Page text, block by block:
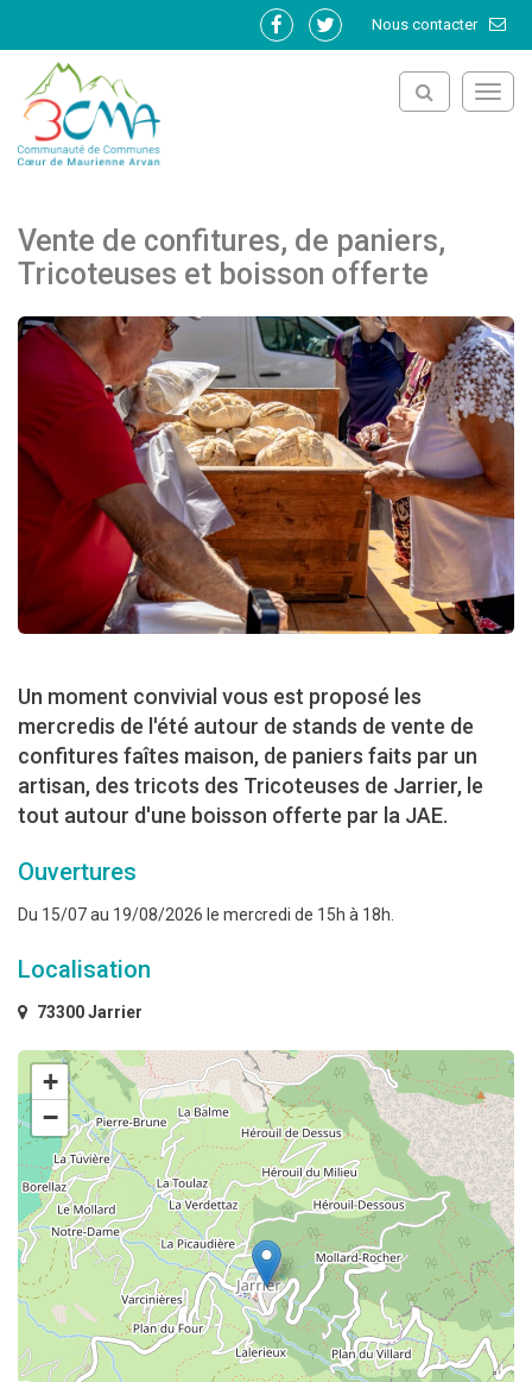
Nous contacter
Lien
Lien
Vente de confitures, de paniers,
Tricoteuses et boisson offerte
Un moment convivial vous est proposé les
mercredis de l'été autour de stands de vente de
confitures faîtes maison, de paniers faits par un
artisan, des tricots des Tricoteuses de Jarrier, le
tout autour d'une boisson offerte par la JAE.
Ouvertures
Du 15/07 au 19/08/2026 le mercredi de 15h à 18h.
Localisation
73300 Jarrier
+
−